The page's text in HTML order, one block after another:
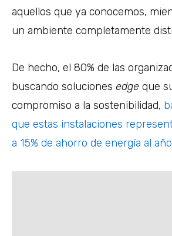
aquellos que ya conocemos,
un ambiente completamente
De hecho, el 80% de las
buscando soluciones edge que
compromiso a la sostenibilidad,
que estas instalaciones
a 15% de ahorro de energía al año